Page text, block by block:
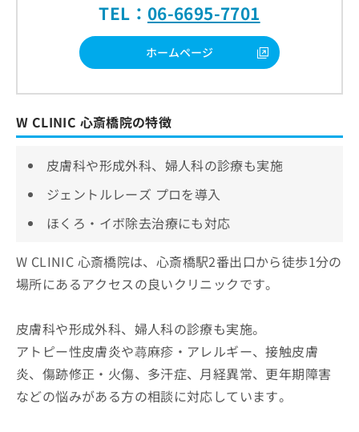
TEL： 06-6695-7701
ホームページ
W CLINIC 心斎橋院の特徴
皮膚科や形成外科、婦人科の診療も実施
ジェントルレーズ プロを導入
ほくろ・イボ除去治療にも対応
W CLINIC 心斎橋院は、心斎橋駅2番出口から徒歩1分の
場所にあるアクセスの良いクリニックです。
皮膚科や形成外科、婦人科の診療も実施。
アトピー性皮膚炎や蕁麻疹・アレルギー、接触皮膚
炎、傷跡修正・火傷、多汗症、月経異常、更年期障害
などの悩みがある方の相談に対応しています。